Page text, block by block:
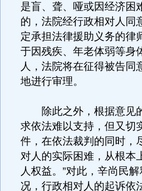
是盲、聋、哑或因经济困
的，法院经行政相对人同
定承担法律援助义务的律
于因残疾、年老体弱等身
人，法院将在征得被告同
地进行审理。
除此之外，根据意见的
求依法难以支持，但又切
件，在依法裁判的同时，
对人的实际困难，从根本
人权益。”对此，辛尚民
况，行政相对人的起诉依